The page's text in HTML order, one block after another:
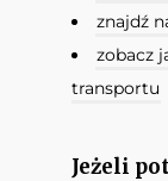
znajdź
zobacz
transportu
Jeżeli